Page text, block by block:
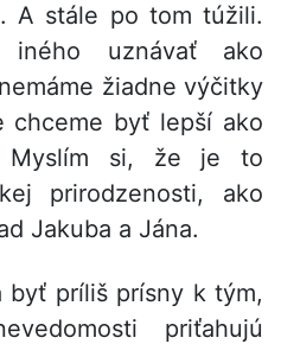
A stále po tom túžili.
iného uznávať ako
žiadne výčitky
chceme byť lepší ako
Myslím si, že je to
prirodzenosti, ako
Jakuba a Jána.
byť príliš prísny k tým,
priťahujú